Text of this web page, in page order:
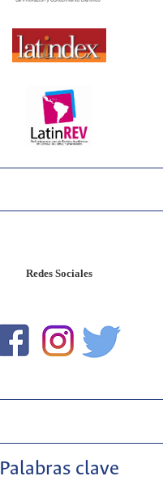
Redes Sociales
Palabras clave